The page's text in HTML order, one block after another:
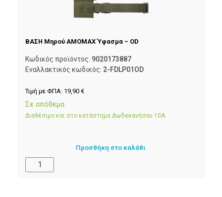
ΒΑΣΗ Μηρού AMOMAX Ύφασμα – OD
Κωδικός προϊόντος: 9020173887
Εναλλακτικός κωδικός: 2-FDLP01OD
Τιμή με ΦΠΑ: 19,90 €
Σε απόθεμα
Διαθέσιμο και στο κατάστημα Δωδεκανήσου 10Α
Προσθήκη στο καλάθι